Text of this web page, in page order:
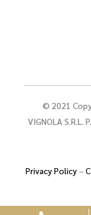
© 2021
VIGNOLA S.R.L.
Privacy Policy–